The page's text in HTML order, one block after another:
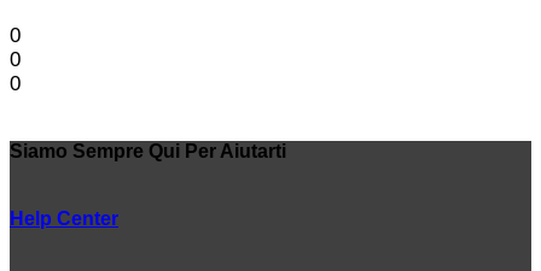
0
0
0
Siamo Sempre Qui Per Aiutarti
Help Center